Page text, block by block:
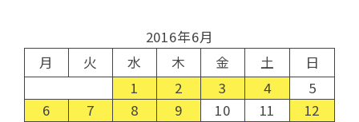
2016年6月
月
火 水 木 金 土
日
1
2 3 4
5
6
7 8 9 10 11
12